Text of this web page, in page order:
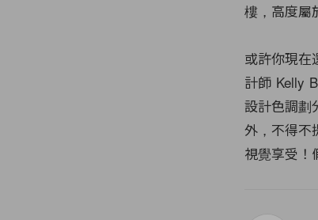
樓，高度屬
或許你現在
計師 Kelly
設計色調劃
外，不得不
視覺享受！